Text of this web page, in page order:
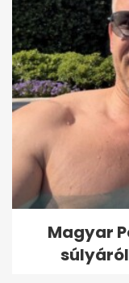
Magyar